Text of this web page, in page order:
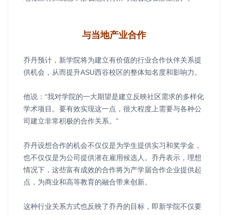
与当地产业合作
乔丹预计，新学院将为建立有价值的行业合作伙伴关系提
供机会，从而提升ASU西谷校区的整体知名度和影响力。
他说：“我对学院的一大期望是建立反映社区需求的多样化
学术项目。要有效实现这一点，很大程度上需要与各种公
司建立非常积极的合作关系。”
乔丹设想合作的机会不仅仅是为学生提供实习和奖学金，
也不仅仅是为公司提供潜在雇用候选人。乔丹表示，理想
情况下，这些富有成效的合作将为产学届合作企业提供起
点，为商业和高等教育的融合带来创新。
这种行业关系方式也反映了乔丹的目标，即新学院不仅要